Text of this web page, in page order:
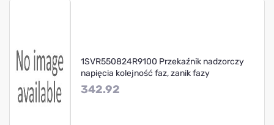
1SVR550824R9100 Przekaźnik nadzorczy
napięcia kolejność faz, zanik fazy
342.92